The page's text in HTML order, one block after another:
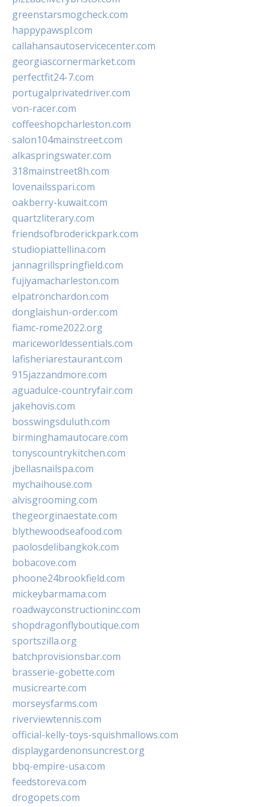
greenstarsmogcheck.com
happypawspl.com
callahansautoservicecenter.com
georgiascornermarket.com
perfectfit24-7.com
portugalprivatedriver.com
von-racer.com
coffeeshopcharleston.com
salon104mainstreet.com
alkaspringswater.com
318mainstreet8h.com
lovenailsspari.com
oakberry-kuwait.com
quartzliterary.com
friendsofbroderickpark.com
studiopiattellina.com
jannagrillspringfield.com
fujiyamacharleston.com
elpatronchardon.com
donglaishun-order.com
fiamc-rome2022.org
mariceworldessentials.com
lafisheriarestaurant.com
915jazzandmore.com
aguadulce-countryfair.com
jakehovis.com
bosswingsduluth.com
birminghamautocare.com
tonyscountrykitchen.com
jbellasnailspa.com
mychaihouse.com
alvisgrooming.com
thegeorginaestate.com
blythewoodseafood.com
paolosdelibangkok.com
bobacove.com
phoone24brookfield.com
mickeybarmama.com
roadwayconstructioninc.com
shopdragonflyboutique.com
sportszilla.org
batchprovisionsbar.com
brasserie-gobette.com
musicrearte.com
morseysfarms.com
riverviewtennis.com
official-kelly-toys-squishmallows.com
displaygardenonsuncrest.org
bbq-empire-usa.com
feedstoreva.com
drogopets.com